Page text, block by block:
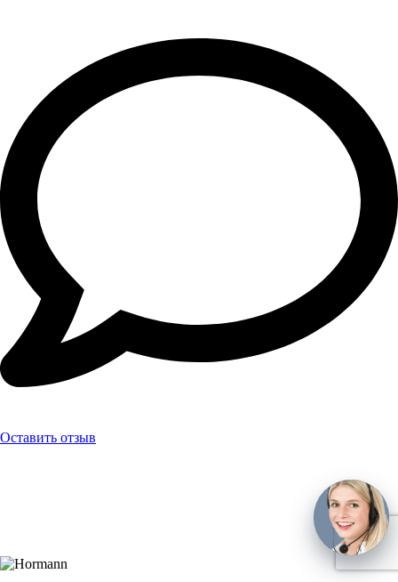
Оставить отзыв